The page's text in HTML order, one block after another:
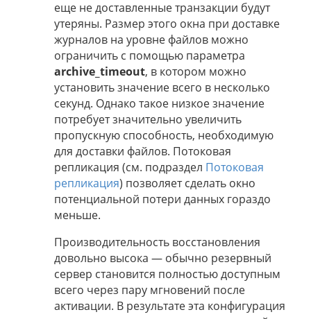
еще не доставленные транзакции будут
утеряны. Размер этого окна при доставке
журналов на уровне файлов можно
ограничить с помощью параметра
archive_timeout, в котором можно
установить значение всего в несколько
секунд. Однако такое низкое значение
потребует значительно увеличить
пропускную способность, необходимую
для доставки файлов. Потоковая
репликация (см. подраздел Потоковая
репликация) позволяет сделать окно
потенциальной потери данных гораздо
меньше.
Производительность восстановления
довольно высока — обычно резервный
сервер становится полностью доступным
всего через пару мгновений после
активации. В результате эта конфигурация